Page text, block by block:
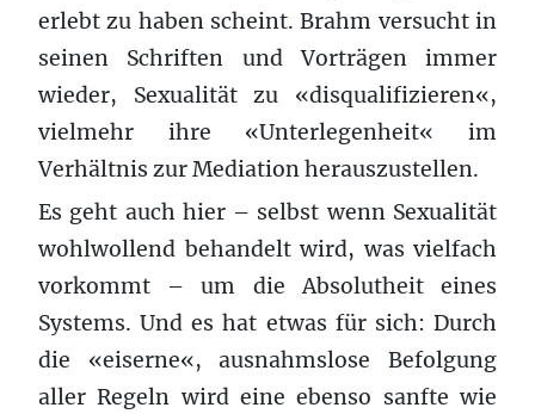
erlebt zu haben scheint. Brahm versucht in
seinen Schriften und Vorträgen immer
wieder, Sexualität zu «disqualifizieren«,
vielmehr ihre «Unterlegenheit« im
Verhältnis zur Mediation herauszustellen.
Es geht auch hier – selbst wenn Sexualität
wohlwollend behandelt wird, was vielfach
vorkommt – um die Absolutheit eines
Systems. Und es hat etwas für sich: Durch
die «eiserne«, ausnahmslose Befolgung
aller Regeln wird eine ebenso sanfte wie